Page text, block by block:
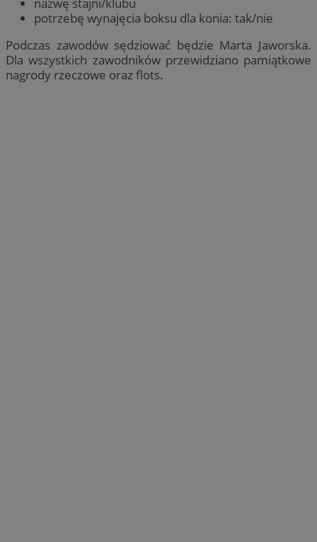
potrzebę wynajęcia boksu dla konia: tak/nie
Podczas zawodów sędziować będzie Marta Jaworska.
Dla wszystkich zawodników przewidziano pamiątkowe
nagrody rzeczowe oraz flots.